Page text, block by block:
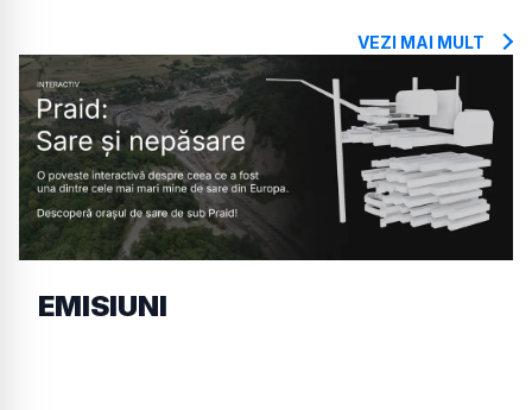
VEZI MAI MULT
EMISIUNI